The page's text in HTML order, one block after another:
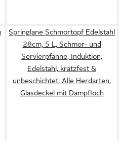
Springlane Schmortopf Edelstahl
28cm, 5 L, Schmor- und
Servierpfanne, Induktion,
Edelstahl, kratzfest &
unbeschichtet, Alle Herdarten,
Glasdeckel mit Dampfloch